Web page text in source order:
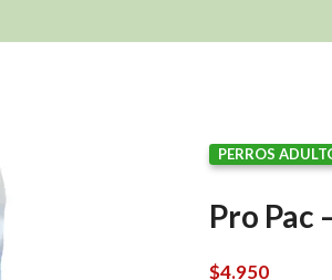
PERROS
Pro Pac
$4.950